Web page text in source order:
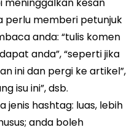
perlu memberi petunjuk
anda: “tulis komen
anda”, “seperti jika
ini dan pergi ke artikel”,
isu ini”, dsb.
jenis hashtag: luas, lebih
anda boleh